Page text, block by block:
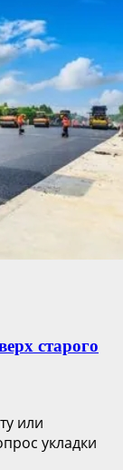
старого
или
укладки